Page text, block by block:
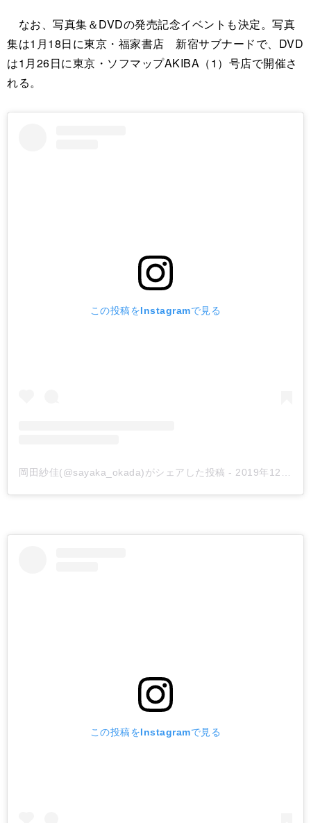
なお、写真集＆DVDの発売記念イベントも決定。写真
集は1月18日に東京・福家書店 新宿サブナードで、DVD
は1月26日に東京・ソフマップAKIBA（1）号店で開催さ
れる。
この投稿をInstagramで見る
岡田紗佳(@sayaka_okada)がシェアした投稿 - 2019年12月月18日午前4時35分PST
この投稿をInstagramで見る